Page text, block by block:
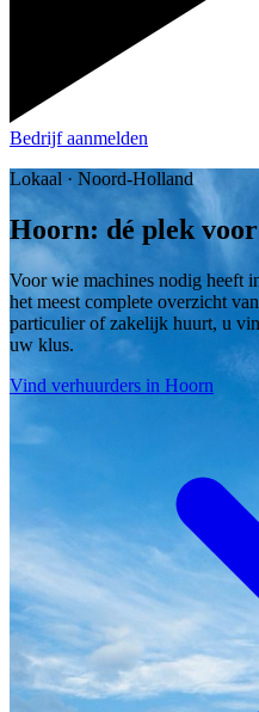
Bedrijf aanmelden
Lokaal · Noord-Holland
Hoorn: dé plek
Voor wie machines nodig heeft
het meest complete overzicht
particulier of zakelijk huurt, u
uw klus.
Vind verhuurders in Hoorn